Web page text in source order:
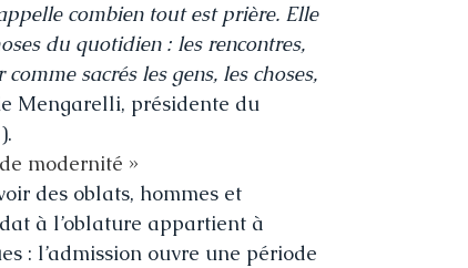
combien tout est prière. Elle
du quotidien : les rencontres,
sacrés les gens, les choses,
Mengarelli, présidente du
modernité »
des oblats, hommes et
à l’oblature appartient à
: l’admission ouvre une période